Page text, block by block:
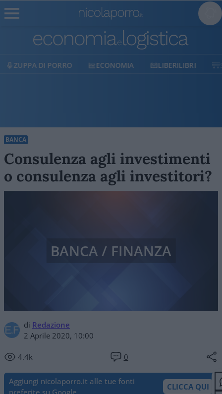
ECONOMIA LIBERILIBRI SHOP SOSTIENICI
BANCA
Consulenza agli investimenti
o consulenza agli investitori?
di Redazione
2 Aprile 2020, 10:00
4.4k 0
BANCA / FINANZA
Aggiungi nicolaporro.it alle tue fonti
preferite su Google
CLICCA QUI